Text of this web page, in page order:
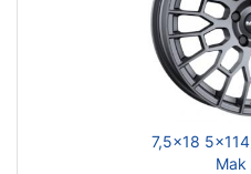
7,5x18
Mak